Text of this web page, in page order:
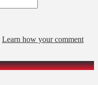
Learn how your comment